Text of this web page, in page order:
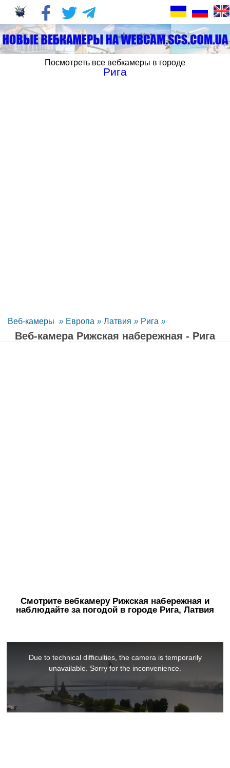
Посмотреть все вебкамеры в городе
Рига
Веб-камеры » Европа » Латвия » Рига »
Веб-камера Рижская набережная - Рига
Смотрите вебкамеру Рижская набережная и
наблюдайте за погодой в городе Рига, Латвия